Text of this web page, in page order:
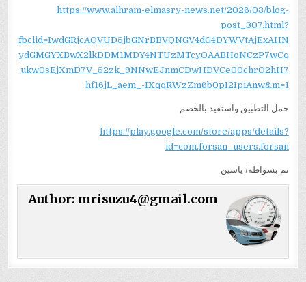
https://www.alhram-elmasry-news.net/2026/03/blog-
post_307.html?
fbclid=IwdGRjcAQVUD5jbGNrBBVQNGV4dG4DYWVtAjExAHN
ydGMGYXBwX2lkDDM1MDY4NTUzMTcyOAABHoNCzP7wCq
ukw0sEjXmD7V_52zk_9NNwEJnmCDwHDVCe00chrO2hH7
hf16jL_aem_-IXqqRWzZm6b0pI2IpiAnw&m=1
حمل التطبيق واستفيد بالخصم
https://play.google.com/store/apps/details?
id=com.forsan_users.forsan
تم بسواطه/ ياسين
Author: mrisuzu4@gmail.com